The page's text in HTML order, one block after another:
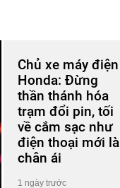
Chủ xe máy điện
Honda: Đừng
thần thánh hóa
trạm đổi pin, tối
về cắm sạc như
điện thoại mới là
chân ái
1 ngày trước